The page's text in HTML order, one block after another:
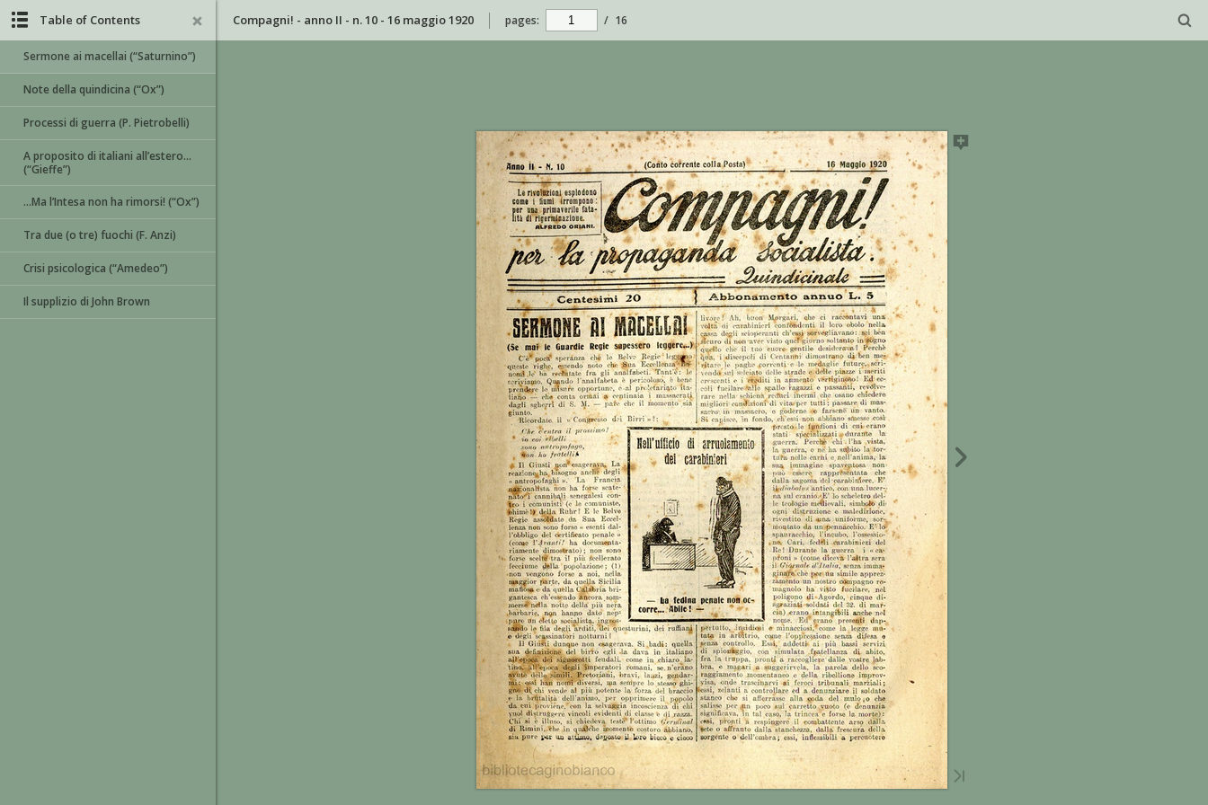
Compagni! - anno II - n. 10 - 16 maggio 1920 pages: / 16
Table of Contents
Sermone ai macellai (“Saturnino”)
Note della quindicina (“Ox”)
Processi di guerra (P. Pietrobelli)
A proposito di italiani all’estero…
(“Gieffe”)
…Ma l’Intesa non ha rimorsi! (“Ox”)
Tra due (o tre) fuochi (F. Anzi)
Crisi psicologica (“Amedeo”)
Il supplizio di John Brown